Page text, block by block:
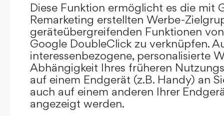
Diese Funktion ermöglicht es die mit
Remarketing erstellten Werbe-
geräteübergreifenden Funktionen
Google DoubleClick zu verknüpfen.
interessenbezogene, personalisierte
Abhängigkeit Ihres früheren
auf einem Endgerät (z.B. Handy) an
auch auf einem anderen Ihrer
angezeigt werden.